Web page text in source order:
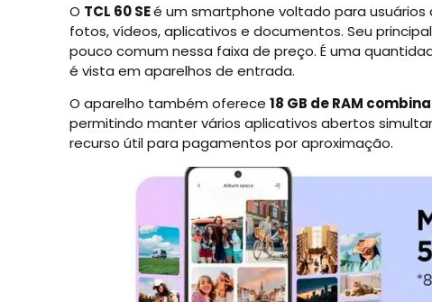
O TCL 60 SEé um smartphone voltado para
fotos, vídeos, aplicativos e documentos. Seu
pouco comum nessa faixa de preço. É uma
é vista em aparelhos de entrada.
O aparelho também oferece 18 GB de RAM
permitindo manter vários aplicativos abertos
recurso útil para pagamentos por aproximação.